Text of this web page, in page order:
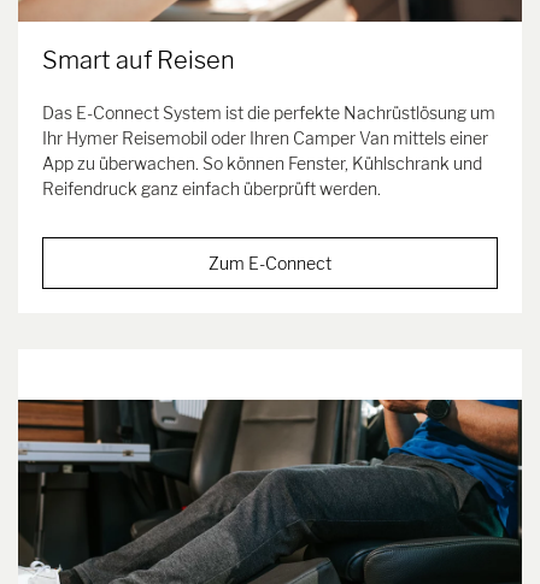
Smart auf Reisen
Das E-Connect System ist die perfekte Nachrüstlösung um
Ihr Hymer Reisemobil oder Ihren Camper Van mittels einer
App zu überwachen. So können Fenster, Kühlschrank und
Reifendruck ganz einfach überprüft werden.
Zum E-Connect